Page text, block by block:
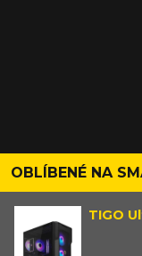
OBLÍBENÉ NA
TIGO